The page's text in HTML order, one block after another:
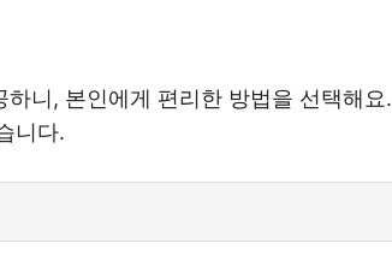
니, 본인에게 편리한 방법을 선택해요.
니다.